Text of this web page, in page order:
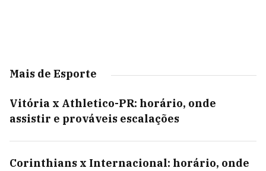
Mais de Esporte
Vitória x Athletico-PR: horário, onde
assistir e prováveis escalações
Corinthians x Internacional: horário, onde